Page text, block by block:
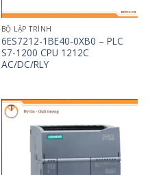
BỘ LẬP TRÌNH
6ES7212-1BE40-0XB0 – PLC
S7-1200 CPU 1212C
AC/DC/RLY